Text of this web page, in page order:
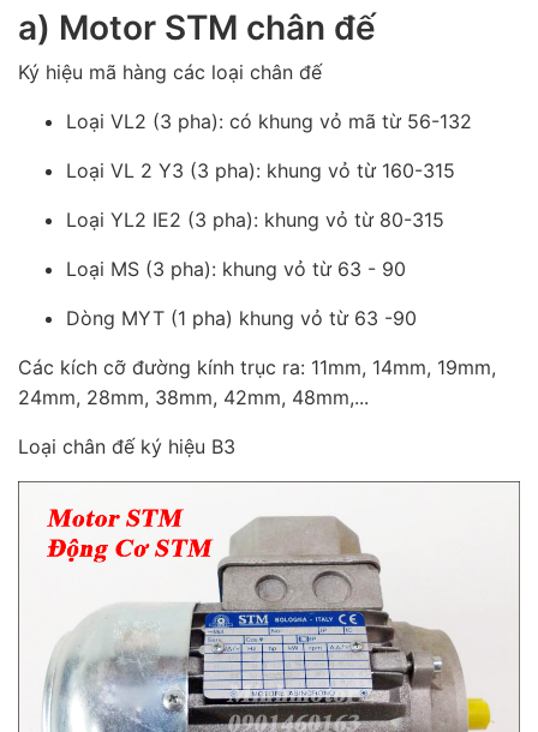
a) Motor STM chân đế
Ký hiệu mã hàng các loại chân đế
Loại VL2 (3 pha): có khung vỏ mã từ 56-132
Loại VL 2 Y3 (3 pha): khung vỏ từ 160-315
Loại YL2 IE2 (3 pha): khung vỏ từ 80-315
Loại MS (3 pha): khung vỏ từ 63 - 90
Dòng MYT (1 pha) khung vỏ từ 63 -90
Các kích cỡ đường kính trục ra: 11mm, 14mm, 19mm,
24mm, 28mm, 38mm, 42mm, 48mm,...
Loại chân đế ký hiệu B3